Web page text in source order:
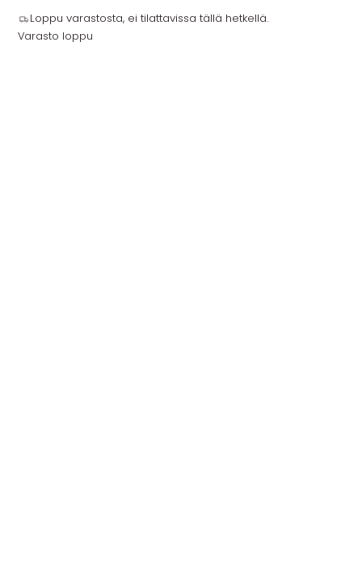
Loppu varastosta, ei tilattavissa tällä hetkellä.
Varasto loppu